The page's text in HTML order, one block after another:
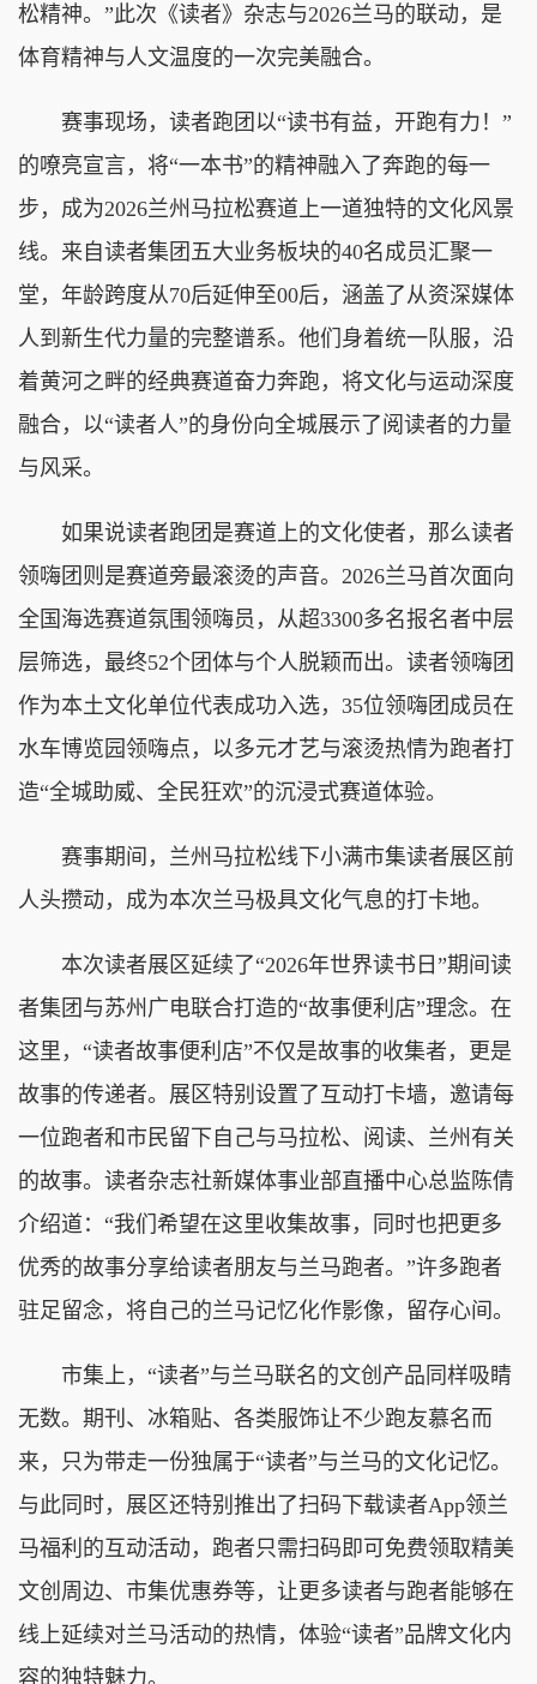
松精神。”此次《读者》杂志与2026兰马的联动，是
体育精神与人文温度的一次完美融合。
赛事现场，读者跑团以“读书有益，开跑有力！”
的嘹亮宣言，将“一本书”的精神融入了奔跑的每一
步，成为2026兰州马拉松赛道上一道独特的文化风景
线。来自读者集团五大业务板块的40名成员汇聚一
堂，年龄跨度从70后延伸至00后，涵盖了从资深媒体
人到新生代力量的完整谱系。他们身着统一队服，沿
着黄河之畔的经典赛道奋力奔跑，将文化与运动深度
融合，以“读者人”的身份向全城展示了阅读者的力量
与风采。
如果说读者跑团是赛道上的文化使者，那么读者
领嗨团则是赛道旁最滚烫的声音。2026兰马首次面向
全国海选赛道氛围领嗨员，从超3300多名报名者中层
层筛选，最终52个团体与个人脱颖而出。读者领嗨团
作为本土文化单位代表成功入选，35位领嗨团成员在
水车博览园领嗨点，以多元才艺与滚烫热情为跑者打
造“全城助威、全民狂欢”的沉浸式赛道体验。
赛事期间，兰州马拉松线下小满市集读者展区前
人头攒动，成为本次兰马极具文化气息的打卡地。
本次读者展区延续了“2026年世界读书日”期间读
者集团与苏州广电联合打造的“故事便利店”理念。在
这里，“读者故事便利店”不仅是故事的收集者，更是
故事的传递者。展区特别设置了互动打卡墙，邀请每
一位跑者和市民留下自己与马拉松、阅读、兰州有关
的故事。读者杂志社新媒体事业部直播中心总监陈倩
介绍道：“我们希望在这里收集故事，同时也把更多
优秀的故事分享给读者朋友与兰马跑者。”许多跑者
驻足留念，将自己的兰马记忆化作影像，留存心间。
市集上，“读者”与兰马联名的文创产品同样吸睛
无数。期刊、冰箱贴、各类服饰让不少跑友慕名而
来，只为带走一份独属于“读者”与兰马的文化记忆。
与此同时，展区还特别推出了扫码下载读者App领兰
马福利的互动活动，跑者只需扫码即可免费领取精美
文创周边、市集优惠券等，让更多读者与跑者能够在
线上延续对兰马活动的热情，体验“读者”品牌文化内
容的独特魅力。